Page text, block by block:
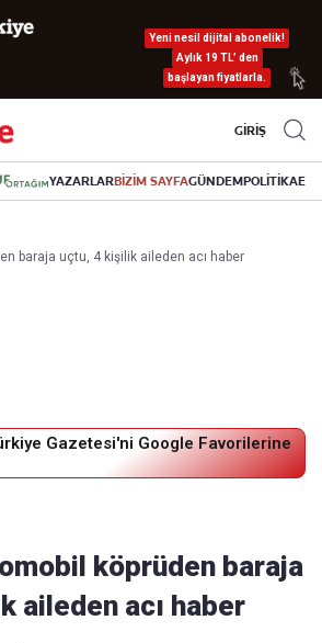
Yeni nesil dijital abonelik!
Aylık 19 TL’ den
başlayan fiyatlarla.
GİRİŞ
YAZARLARBİZİM SAYFAGÜNDEMPOLİTİKA
baraja uçtu, 4 kişilik aileden acı haber
Gazetesi'ni Google Favorilerine
köprüden baraja
aileden acı haber